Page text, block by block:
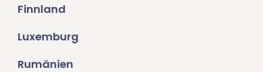
Finnland
Luxemburg
Rumänien